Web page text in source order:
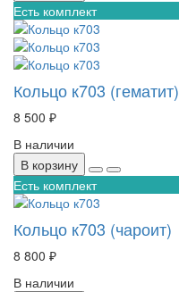
Есть комплект
Кольцо к703 (гематит)
8 500 ₽
В наличии
В корзину
Есть комплект
Кольцо к703 (чароит)
8 800 ₽
В наличии